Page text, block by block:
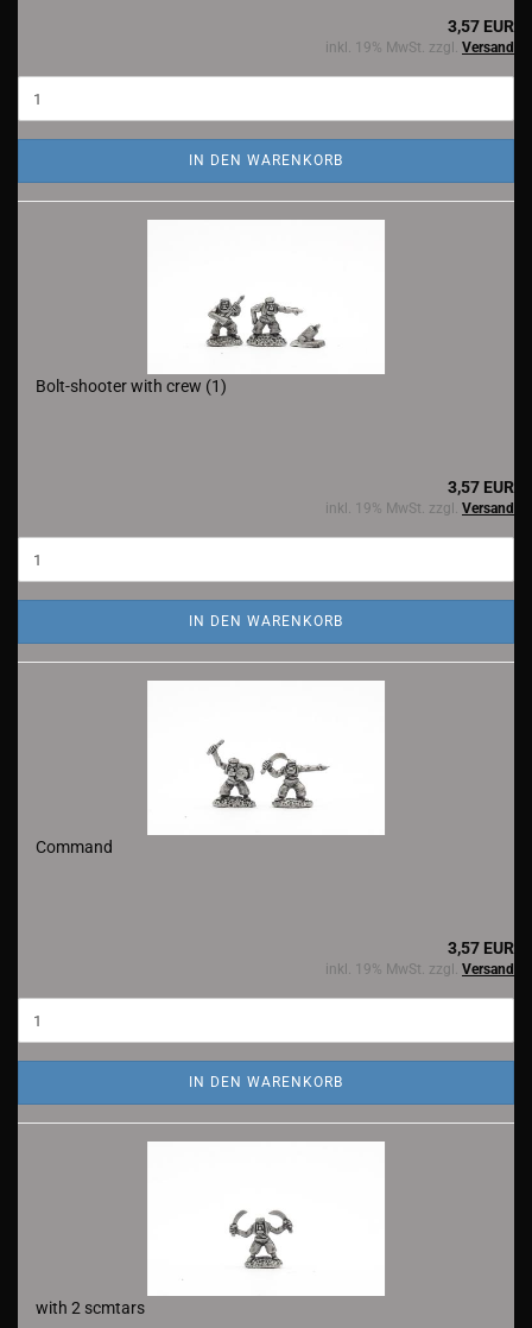
3,57 EUR
inkl. 19% MwSt. zzgl. Versand
IN DEN WARENKORB
Bolt-shooter with crew (1)
3,57 EUR
inkl. 19% MwSt. zzgl. Versand
IN DEN WARENKORB
Command
3,57 EUR
inkl. 19% MwSt. zzgl. Versand
IN DEN WARENKORB
with 2 scmtars